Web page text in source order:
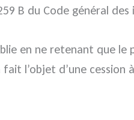
B du Code général
en ne retenant que le
l’objet d’une